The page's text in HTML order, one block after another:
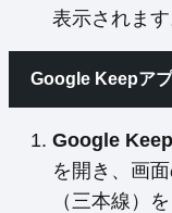
表示されます
Google Keepア
Google
を開き、画
（三本線）